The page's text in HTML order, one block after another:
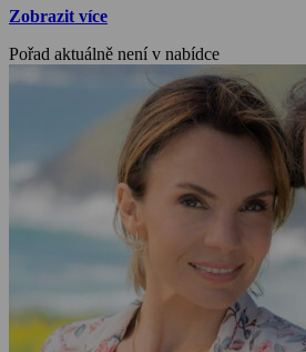
Zobrazit více
Pořad aktuálně není v nabídce